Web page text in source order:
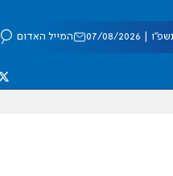
08/2026 המייל האדום